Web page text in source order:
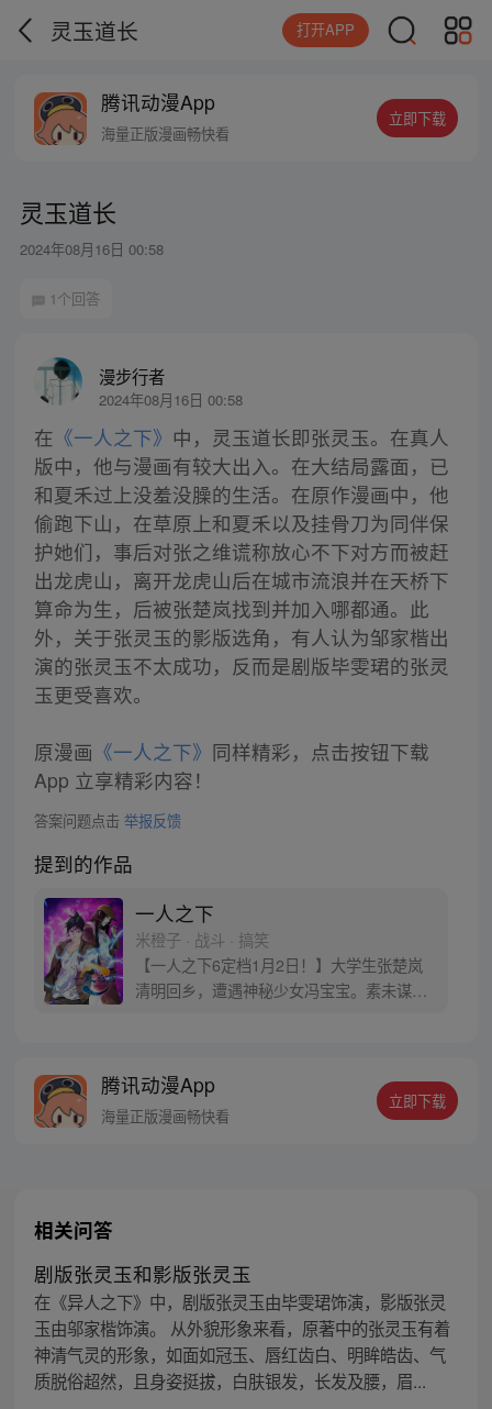
灵玉道长 打开APP
腾讯动漫App
海量正版漫画畅快看
立即下载
灵玉道长
2024年08月16日 00:58
1个回答
漫步行者
2024年08月16日 00:58
在 《一人之下》 中，灵玉道长即张灵玉。在真人
版中，他与漫画有较大出入。在大结局露面，已
和夏禾过上没羞没臊的生活。在原作漫画中，他
偷跑下山，在草原上和夏禾以及挂骨刀为同伴保
护她们，事后对张之维谎称放心不下对方而被赶
出龙虎山，离开龙虎山后在城市流浪并在天桥下
算命为生，后被张楚岚找到并加入哪都通。此
外，关于张灵玉的影版选角，有人认为邹家楷出
演的张灵玉不太成功，反而是剧版毕雯珺的张灵
玉更受喜欢。
原漫画 《一人之下》 同样精彩，点击按钮下载
App 立享精彩内容！
答案问题点击 举报反馈
提到的作品
一人之下
米橙子 · 战斗 · 搞笑
【一人之下6定档1月2日！】大学生张楚岚
清明回乡，遭遇神秘少女冯宝宝。素未谋面
密，张楚岚的生活被彻底颠覆，与冯宝宝一
同踏上“异人”之旅。
腾讯动漫App
海量正版漫画畅快看
立即下载
相关问答
剧版张灵玉和影版张灵玉
在《异人之下》中，剧版张灵玉由毕雯珺饰演，影版张灵
玉由邬家楷饰演。 从外貌形象来看，原著中的张灵玉有着
神清气灵的形象，如面如冠玉、唇红齿白、明眸皓齿、气
质脱俗超然，且身姿挺拔，白肤银发，长发及腰，眉...